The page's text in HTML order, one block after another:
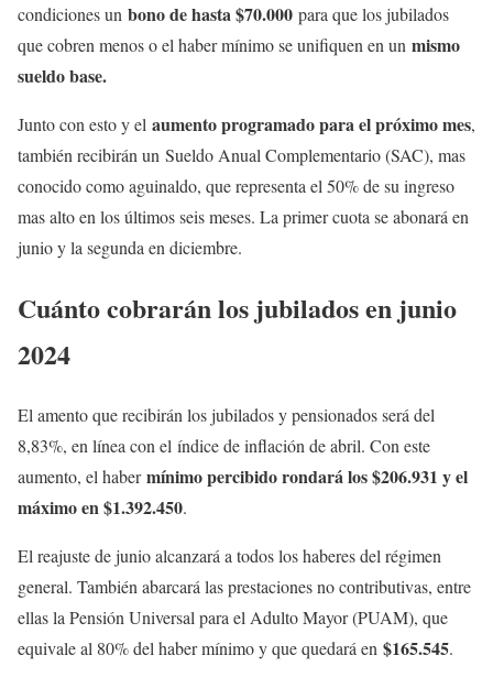
condiciones un bono de hasta $70.000 para que los jubilados
que cobren menos o el haber mínimo se unifiquen en un mismo
sueldo base.
Junto con esto y el aumento programado para el próximo mes,
también recibirán un Sueldo Anual Complementario (SAC), mas
conocido como aguinaldo, que representa el 50% de su ingreso
mas alto en los últimos seis meses. La primer cuota se abonará en
junio y la segunda en diciembre.
Cuánto cobrarán los jubilados en junio
2024
El amento que recibirán los jubilados y pensionados será del
8,83%, en línea con el índice de inflación de abril. Con este
aumento, el habermínimo percibido rondará los $206.931 y el
máximo en $1.392.450.
El reajuste de junio alcanzará a todos los haberes del régimen
general. También abarcará las prestaciones no contributivas, entre
ellas la Pensión Universal para el Adulto Mayor (PUAM), que
equivale al 80% del haber mínimo y que quedará en $165.545.